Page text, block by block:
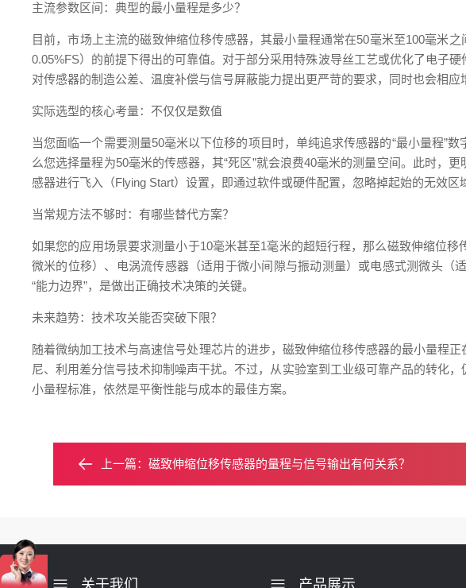
主流参数区间：典型的最小量程是多少？
目前，市场上主流的磁致伸缩位移传感器，其最小量程通常在50毫米至100毫米
0.05%FS）的前提下得出的可靠值。对于部分采用特殊波导丝工艺或优化了电子
对传感器的制造公差、温度补偿与信号屏蔽能力提出更严苛的要求，同时也会相应
实际选型的核心考量：不仅仅是数值
当您面临一个需要测量50毫米以下位移的项目时，单纯追求传感器的“最小量程”
么您选择量程为50毫米的传感器，其“死区”就会浪费40毫米的测量空间。此时，
感器进行飞入（Flying Start）设置，即通过软件或硬件配置，忽略掉起始的无效区
当常规方法不够时：有哪些替代方案？
如果您的应用场景要求测量小于10毫米甚至1毫米的超短行程，那么磁致伸缩位
微米的位移）、电涡流传感器（适用于微小间隙与振动测量）或电感式测微头
“能力边界”，是做出正确技术决策的关键。
未来趋势：技术攻关能否突破下限？
随着微纳加工技术与高速信号处理芯片的进步，磁致伸缩位移传感器的最小量程
尼、利用差分信号技术抑制噪声干扰。不过，从实验室到工业级可靠产品的转化
小量程标准，依然是平衡性能与成本的最佳方案。
上一篇：磁致伸缩位移传感器的量程与信号输出有何关系？
关于我们 产品展示